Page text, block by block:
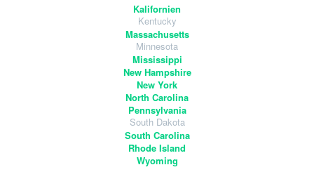
Kalifornien
Kentucky
Massachusetts
Minnesota
Mississippi
New Hampshire
New York
North Carolina
Pennsylvania
South Dakota
South Carolina
Rhode Island
Wyoming